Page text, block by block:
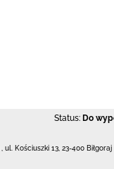
Status: Do
ul. Kościuszki 13 23-400 Biłgoraj